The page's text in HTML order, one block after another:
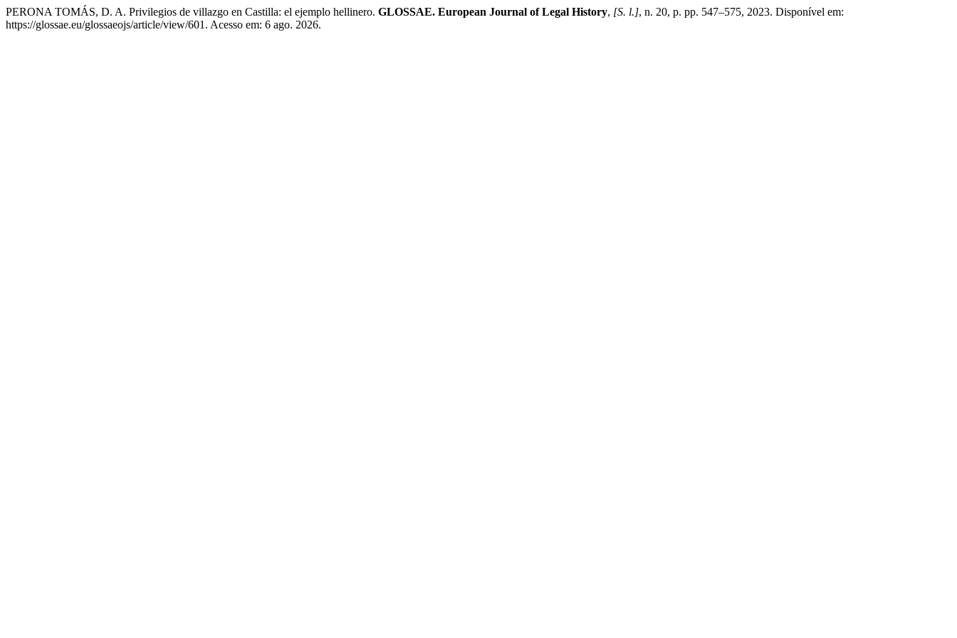
PERONA TOMÁS, D. A. Privilegios de villazgo en Castilla: el ejemplo hellinero. GLOSSAE. European Journal of Legal History, [S. l.], n. 20, p. pp. 547–575, 2023. Disponível em:
https://glossae.eu/glossaeojs/article/view/601. Acesso em: 6 ago. 2026.